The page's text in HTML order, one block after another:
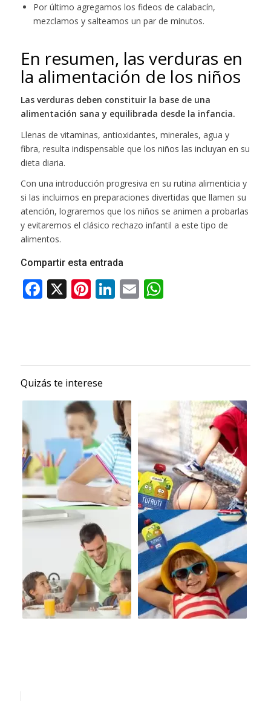
Por último agregamos los fideos de calabacín,
mezclamos y salteamos un par de minutos.
En resumen, las verduras en
la alimentación de los niños
Las verduras deben constituir la base de una
alimentación sana y equilibrada desde la infancia.
Llenas de vitaminas, antioxidantes, minerales, agua y
fibra, resulta indispensable que los niños las incluyan en su
dieta diaria.
Con una introducción progresiva en su rutina alimenticia y
si las incluimos en preparaciones divertidas que llamen su
atención, lograremos que los niños se animen a probarlas
y evitaremos el clásico rechazo infantil a este tipo de
alimentos.
Compartir esta entrada
Quizás te interese